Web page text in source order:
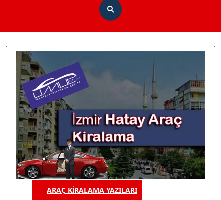
ARAÇ KIRALAMA YAZILARI